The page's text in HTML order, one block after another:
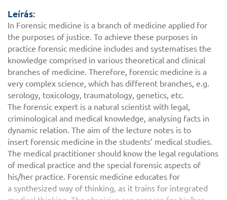
Leírás:
In Forensic medicine is a branch of medicine applied for
the purposes of justice. To achieve these purposes in
practice forensic medicine includes and systematises the
knowledge comprised in various theoretical and clinical
branches of medicine. Therefore, forensic medicine is a
very complex science, which has different branches, e.g.
serology, toxicology, traumatology, genetics, etc.
The forensic expert is a natural scientist with legal,
criminological and medical knowledge, analysing facts in
dynamic relation. The aim of the lecture notes is to
insert forensic medicine in the students’ medical studies.
The medical practitioner should know the legal regulations
of medical practice and the special forensic aspects of
his/her practice. Forensic medicine educates for
a synthesized way of thinking, as it trains for integrated